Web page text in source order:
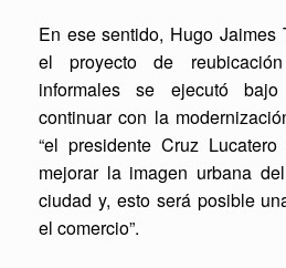
En ese sentido, Hugo Jaimes
el proyecto de
informales se ejecutó
continuar con la
“el presidente Cruz
mejorar la imagen urbana
ciudad y, esto será posible
el comercio”.